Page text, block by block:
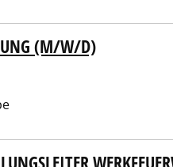
(M/W/D)